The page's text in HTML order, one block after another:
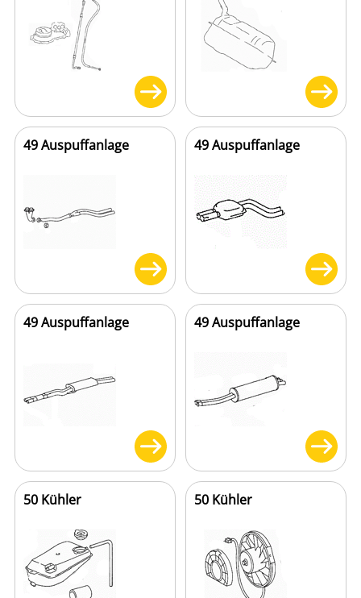
49 Auspuffanlage 49 Auspuffanlage
49 Auspuffanlage 49 Auspuffanlage
50 Kühler 50 Kühler